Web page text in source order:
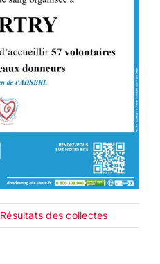
Résultats des collectes